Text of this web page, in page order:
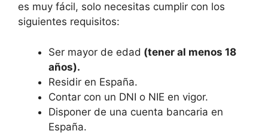
es muy fácil, solo necesitas cumplir con los
siguientes requisitos:
Ser mayor de edad (tener al menos 18
años).
Residir en España.
Contar con un DNI o NIE en vigor.
Disponer de una cuenta bancaria en
España.